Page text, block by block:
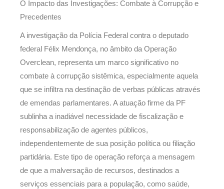
O Impacto das Investigações: Combate à Corrupção e
Precedentes
A investigação da Polícia Federal contra o deputado
federal Félix Mendonça, no âmbito da Operação
Overclean, representa um marco significativo no
combate à corrupção sistêmica, especialmente aquela
que se infiltra na destinação de verbas públicas através
de emendas parlamentares. A atuação firme da PF
sublinha a inadiável necessidade de fiscalização e
responsabilização de agentes públicos,
independentemente de sua posição política ou filiação
partidária. Este tipo de operação reforça a mensagem
de que a malversação de recursos, destinados a
serviços essenciais para a população, como saúde,